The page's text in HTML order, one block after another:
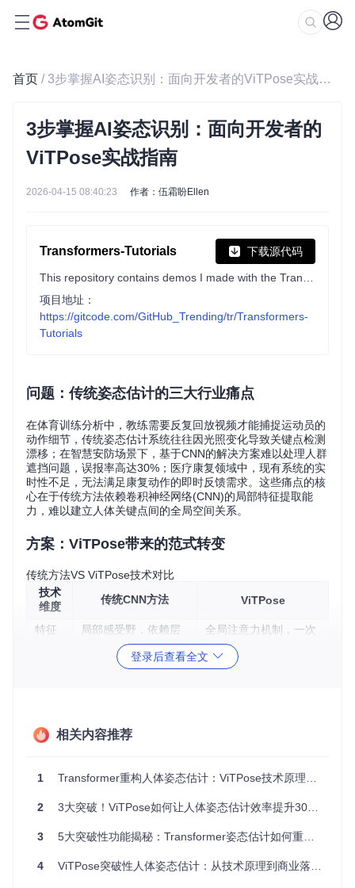
首页 / 3步掌握AI姿态识别：面向开发者的ViTPose实战指南
3步掌握AI姿态识别：面向开发者的
ViTPose实战指南
2026-04-15 08:40:23 作者：伍霜盼Ellen
Transformers-Tutorials 下载源代码
项目地址：
https://gitcode.com/GitHub_Trending/tr/Transformers-
Tutorials
问题：传统姿态估计的三大行业痛点
在体育训练分析中，教练需要反复回放视频才能捕捉运动员的
动作细节，传统姿态估计系统往往因光照变化导致关键点检测
漂移；在智慧安防场景下，基于CNN的解决方案难以处理人群
遮挡问题，误报率高达30%；医疗康复领域中，现有系统的实
时性不足，无法满足康复动作的即时反馈需求。这些痛点的核
心在于传统方法依赖卷积神经网络(CNN)的局部特征提取能
力，难以建立人体关键点间的全局空间关系。
方案：ViTPose带来的范式转变
传统方法VS ViTPose技术对比
技术
维度
传统CNN方法 ViTPose
特征
局部感受野，依赖层
级化设计
全局注意力机制，一次
性捕捉全图关系
多阶段流水线（检测
端到端架构，ViT+轻量
遮挡
ViTPose的核心创新在于将视觉Transformer(ViT)作为主干网
络，其工作原理可类比为"全景监控系统"：图像被分割为16×1
6的图像块作为"监控摄像头"，每个摄像头持续关注全局画面
（自注意力机制），通过多层信息交互建立关键点间的关联。
这种设计使模型能同时"看到"人体的所有部位，即使部分区域
被遮挡也能通过上下文推断关键点位置。
登录后查看全文
相关内容推荐
1 Transformer重构人体姿态估计：ViTPose技术原理与实践指南
2 3大突破！ViTPose如何让人体姿态估计效率提升300%
3 5大突破性功能揭秘：Transformer姿态估计如何重构计算机视觉领域
4 ViTPose突破性人体姿态估计：从技术原理到商业落地实战指南